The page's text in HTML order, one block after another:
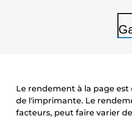
r
i
m
Le rendement à la page est
de l'imprimante. Le
facteurs, peut faire varier